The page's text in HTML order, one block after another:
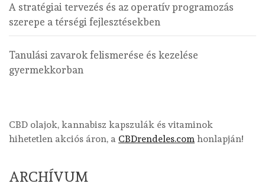
A stratégiai tervezés és az operatív programozás
szerepe a térségi fejlesztésekben
Tanulási zavarok felismerése és kezelése
gyermekkorban
CBD olajok, kannabisz kapszulák és vitaminok
hihetetlen akciós áron, a CBDrendeles.com honlapján!
ARCHÍVUM